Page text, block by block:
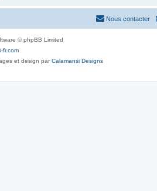
Nous contacter
© phpBB Limited
fr.com
et design parCalamansi Designs